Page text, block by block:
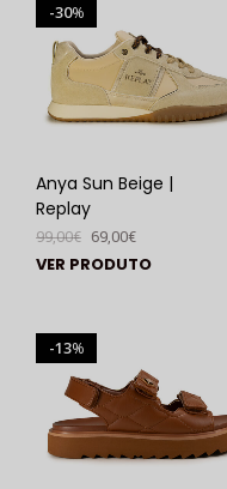
%
30
Anya Sun Beige |
Replay
99,00€ 69,00€
VER PRODUTO
%
13